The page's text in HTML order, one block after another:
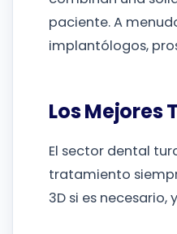
paciente. A
implantólogos,
Los Mejores
El sector dental
tratamiento
3D si es